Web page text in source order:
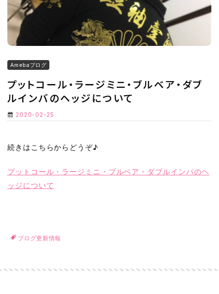
Amebaブログ
プットコール・ラージミニ・ブルベア・ダブ
ルインバのヘッジについて
2020-02-25
続きはこちらからどうぞ♪
プットコール・ラージミニ・ブルベア・ダブルインバのヘ
ッジについて
ブログ更新情報